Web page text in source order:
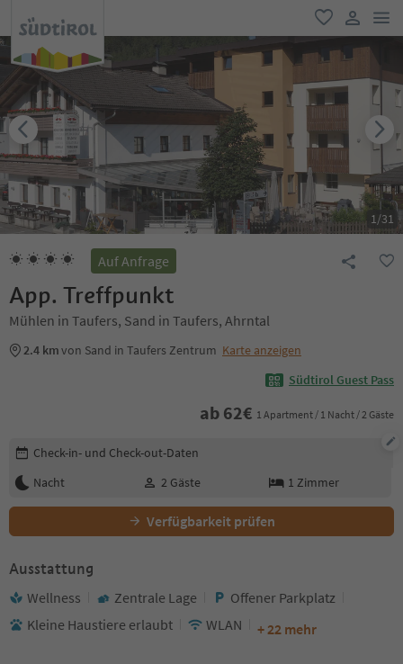
favorit
user link
1/31
Auf Anfrage
App. Treffpunkt
Mühlen in Taufers, Sand in Taufers, Ahrntal
2.4 kmvon Sand in Taufers Zentrum Karte anzeigen
Südtirol Guest Pass
ab 62€ 1 Apartment / 1 Nacht / 2 Gäste
Buchungsdetails bearbeiten
Check-in- und Check-out-Daten
Nacht
2 Gäste 1 Zimmer
Verfügbarkeit prüfen
Ausstattung
Wellness Zentrale Lage
Offener Parkplatz
Kleine Haustiere erlaubt
WLAN + 22 mehr